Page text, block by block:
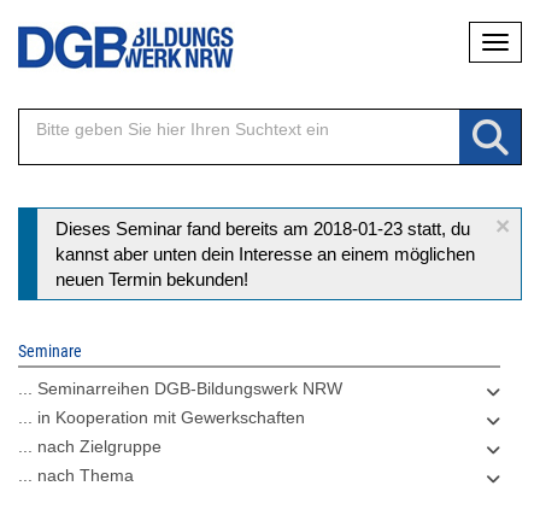
Direkt
Inhalt
×
Statusmeldung
Dieses Seminar fand bereits am 2018-01-23 statt, du
kannst aber unten dein Interesse an einem möglichen
neuen Termin bekunden!
Seminare
... Seminarreihen DGB-Bildungswerk NRW
... in Kooperation mit Gewerkschaften
... nach Zielgruppe
... nach Thema